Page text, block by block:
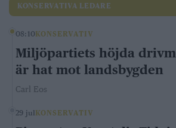
KONSERVATIVA LEDARE
08:10 KONSERVATIV
Miljöpartiets höjda
är hat mot landsbygden
Carl Eos
29 jul KONSERVATIV